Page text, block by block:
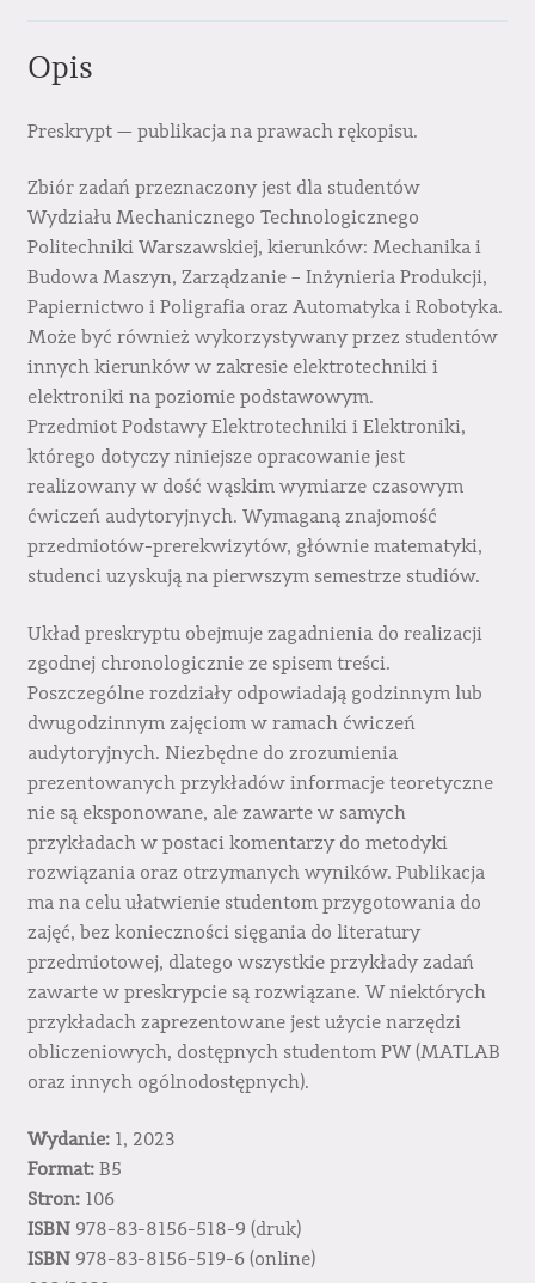
Opis
Preskrypt — publikacja na prawach rękopisu.
Zbiór zadań przeznaczony jest dla studentów
Wydziału Mechanicznego Technologicznego
Politechniki Warszawskiej, kierunków: Mechanika i
Budowa Maszyn, Zarządzanie – Inżynieria Produkcji,
Papiernictwo i Poligrafia oraz Automatyka i Robotyka.
Może być również wykorzystywany przez studentów
innych kierunków w zakresie elektrotechniki i
elektroniki na poziomie podstawowym.
Przedmiot Podstawy Elektrotechniki i Elektroniki,
którego dotyczy niniejsze opracowanie jest
realizowany w dość wąskim wymiarze czasowym
ćwiczeń audytoryjnych. Wymaganą znajomość
przedmiotów-prerekwizytów, głównie matematyki,
studenci uzyskują na pierwszym semestrze studiów.
Układ preskryptu obejmuje zagadnienia do realizacji
zgodnej chronologicznie ze spisem treści.
Poszczególne rozdziały odpowiadają godzinnym lub
dwugodzinnym zajęciom w ramach ćwiczeń
audytoryjnych. Niezbędne do zrozumienia
prezentowanych przykładów informacje teoretyczne
nie są eksponowane, ale zawarte w samych
przykładach w postaci komentarzy do metodyki
rozwiązania oraz otrzymanych wyników. Publikacja
ma na celu ułatwienie studentom przygotowania do
zajęć, bez konieczności sięgania do literatury
przedmiotowej, dlatego wszystkie przykłady zadań
zawarte w preskrypcie są rozwiązane. W niektórych
przykładach zaprezentowane jest użycie narzędzi
obliczeniowych, dostępnych studentom PW (MATLAB
oraz innych ogólnodostępnych).
Wydanie:1, 2023
Format:B5
Stron:106
ISBN978-83-8156-518-9 (druk)
ISBN978-83-8156-519-6 (online)